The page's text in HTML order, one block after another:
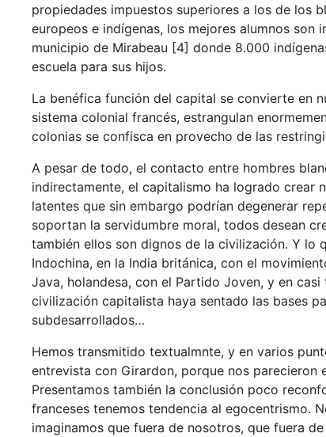
propiedades impuestos superiores a los de los
europeos e indígenas, los mejores alumnos son
municipio de Mirabeau [4] donde 8.000
escuela para sus hijos.
La benéfica función del capital se convierte en
sistema colonial francés, estrangulan
colonias se confisca en provecho de las
A pesar de todo, el contacto entre hombres
indirectamente, el capitalismo ha logrado crear
latentes que sin embargo podrían degenerar
soportan la servidumbre moral, todos desean
también ellos son dignos de la civilización. Y lo
Indochina, en la India británica, con el
Java, holandesa, con el Partido Joven, y en
civilización capitalista haya sentado las bases
subdesarrollados…
Hemos transmitido textualmnte, y en varios
entrevista con Girardon, porque nos parecieron
Presentamos también la conclusión poco
franceses tenemos tendencia al egocentrismo.
imaginamos que fuera de nosotros, que fuera